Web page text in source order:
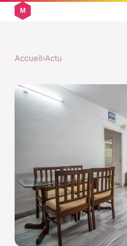
Accueil›Actu